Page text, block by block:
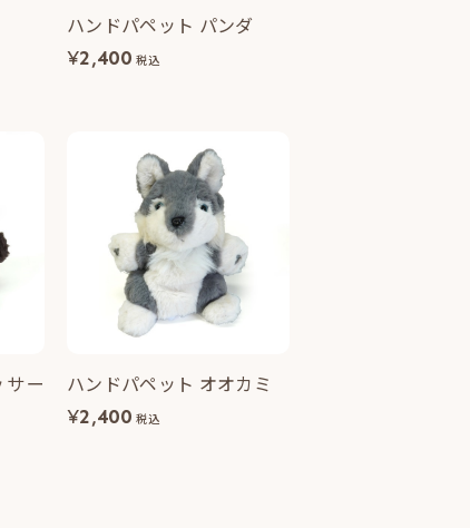
ハンドパペット パンダ
¥2,400 税込
ー
ハンドパペット オオカミ
¥2,400 税込